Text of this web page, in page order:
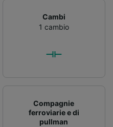
Cambi
1 cambio
Compagnie
ferroviarie e di
pullman